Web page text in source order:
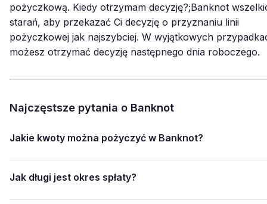
pożyczkową. Kiedy otrzymam decyzję?;Banknot
starań, aby przekazać Ci decyzję o przyznaniu linii
pożyczkowej jak najszybciej. W wyjątkowych
możesz otrzymać decyzję następnego dnia roboczego.
Najczęstsze pytania o Banknot
Jakie kwoty można pożyczyć w Banknot?
Jak długi jest okres spłaty?